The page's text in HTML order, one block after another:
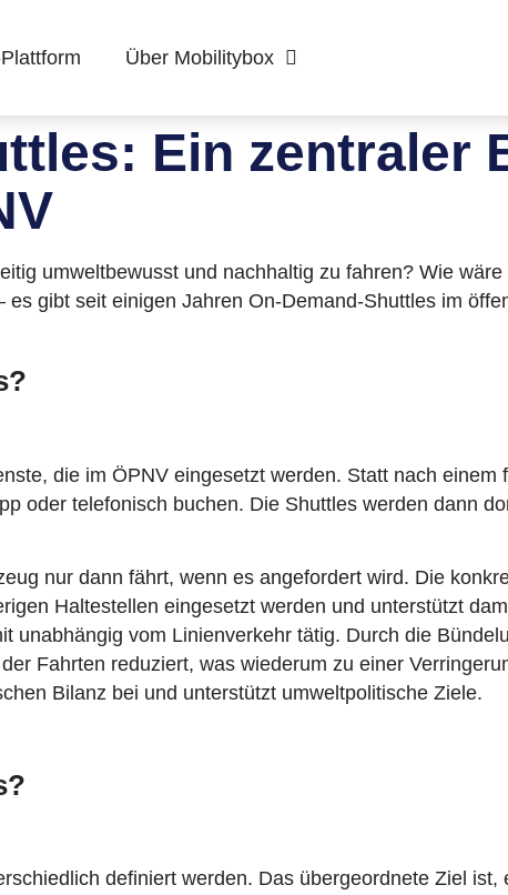
Über Mobilitybox
Ein zentraler
umweltbewusst und nachhaltig zu fahren? Wie
gibt seit einigen Jahren On-Demand-Shuttles im
die im ÖPNV eingesetzt werden. Statt nach
oder telefonisch buchen. Die Shuttles werden dann
nur dann fährt, wenn es angefordert wird. Die
Haltestellen eingesetzt werden und unterstützt
unabhängig vom Linienverkehr tätig. Durch die
Fahrten reduziert, was wiederum zu einer
Bilanz bei und unterstützt umweltpolitische Ziele.
definiert werden. Das übergeordnete Ziel